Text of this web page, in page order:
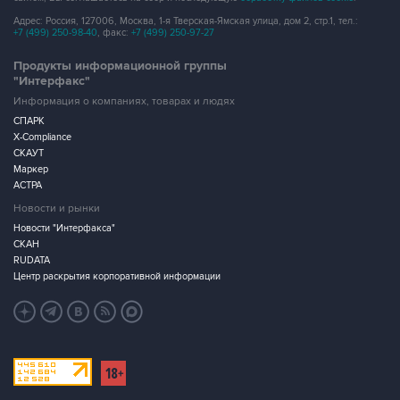
Адрес: Россия, 127006, Москва, 1-я Тверская-Ямская улица, дом 2, стр.1, тел.:
+7 (499) 250-98-40, факс: +7 (499) 250-97-27
Продукты информационной группы
"Интерфакс"
Информация о компаниях, товарах и людях
СПАРК
X-Compliance
СКАУТ
Маркер
АСТРА
Новости и рынки
Новости "Интерфакса"
СКАН
RUDATA
Центр раскрытия корпоративной информации